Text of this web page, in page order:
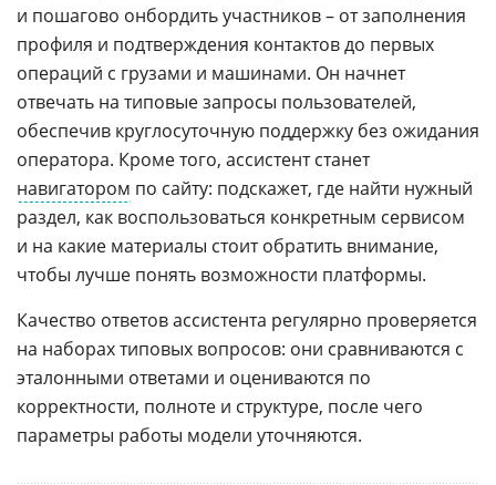
и пошагово онбордить участников – от заполнения
профиля и подтверждения контактов до первых
операций с грузами и машинами. Он начнет
отвечать на типовые запросы пользователей,
обеспечив круглосуточную поддержку без ожидания
оператора. Кроме того, ассистент станет
навигатором по сайту: подскажет, где найти нужный
раздел, как воспользоваться конкретным сервисом
и на какие материалы стоит обратить внимание,
чтобы лучше понять возможности платформы.
Качество ответов ассистента регулярно проверяется
на наборах типовых вопросов: они сравниваются с
эталонными ответами и оцениваются по
корректности, полноте и структуре, после чего
параметры работы модели уточняются.